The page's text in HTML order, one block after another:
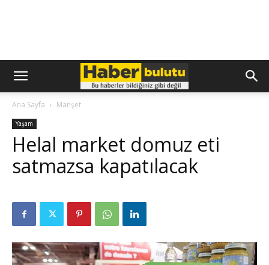
Ana Sayfa Manşet
Yaşam
Helal market domuz eti
satmazsa kapatılacak